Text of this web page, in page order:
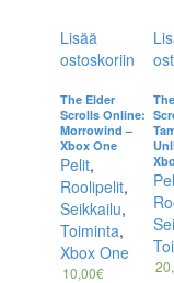
Lisää
ostoskoriin
The Elder
Scrolls Online:
Morrowind –
Xbox One
Pelit,
Roolipelit,
Seikkailu,
Toiminta,
Xbox One
10,00€